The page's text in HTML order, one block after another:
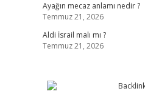
Ayağın mecaz anlamı nedir ?
Temmuz 21, 2026
Aldi İsrail malı mı ?
Temmuz 21, 2026